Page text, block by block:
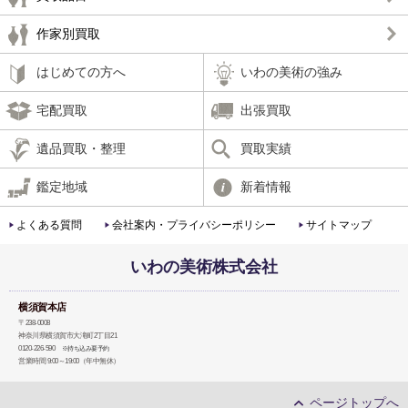
作家別買取
はじめての方へ いわの美術の強み
宅配買取 出張買取
遺品買取・整理 買取実績
鑑定地域 新着情報
よくある質問 会社案内・プライバシーポリシー サイトマップ
いわの美術株式会社
横須賀本店
〒238-0008
神奈川県横須賀市大滝町2丁目21
0120-226-590
※持ち込み要予約
営業時間 9:00～19:00（年中無休）
ページトップへ